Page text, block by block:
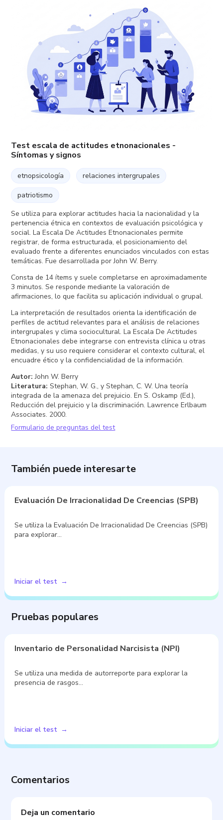
Test escala de actitudes etnonacionales -
Síntomas y signos
etnopsicología relaciones intergrupales
patriotismo
Se utiliza para explorar actitudes hacia la nacionalidad y la
pertenencia étnica en contextos de evaluación psicológica y
social. La Escala De Actitudes Etnonacionales permite
registrar, de forma estructurada, el posicionamiento del
evaluado frente a diferentes enunciados vinculados con estas
temáticas. Fue desarrollada por John W. Berry.
Consta de 14 ítems y suele completarse en aproximadamente
3 minutos. Se responde mediante la valoración de
afirmaciones, lo que facilita su aplicación individual o grupal.
La interpretación de resultados orienta la identificación de
perfiles de actitud relevantes para el análisis de relaciones
intergrupales y clima sociocultural. La Escala De Actitudes
Etnonacionales debe integrarse con entrevista clínica u otras
medidas, y su uso requiere considerar el contexto cultural, el
encuadre ético y la confidencialidad de la información.
Autor: John W. Berry
Literatura: Stephan, W. G., y Stephan, C. W. Una teoría
integrada de la amenaza del prejuicio. En S. Oskamp (Ed.),
Reducción del prejuicio y la discriminación. Lawrence Erlbaum
Associates. 2000.
Formulario de preguntas del test
También puede interesarte
Evaluación De Irracionalidad De Creencias (SPB)
Se utiliza la Evaluación De Irracionalidad De Creencias (SPB)
para explorar…
Iniciar el test
Pruebas populares
Inventario de Personalidad Narcisista (NPI)
Se utiliza una medida de autorreporte para explorar la
presencia de rasgos…
Iniciar el test
Comentarios
Deja un comentario